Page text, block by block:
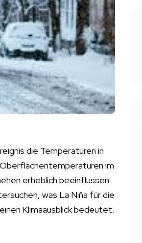
die Temperaturen in
im
erheblich beeinflussen
was La Niña für die
Klimaausblick bedeutet.